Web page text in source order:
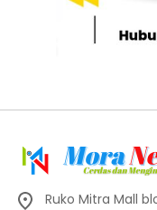
Ruko Mitra Mall